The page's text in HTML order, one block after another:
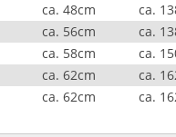
ca. 48cm
ca.
ca. 56cm
ca.
ca. 58cm
ca.
ca. 62cm
ca.
ca. 62cm ca.